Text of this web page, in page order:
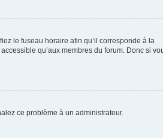
le fuseau horaire afin qu’il corresponde à la
qu’aux membres du forum. Donc si
ce problème à un administrateur.